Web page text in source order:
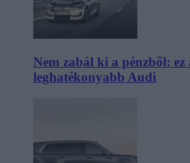
Nem zabál ki a pénzből: ez
leghatékonyabb Audi